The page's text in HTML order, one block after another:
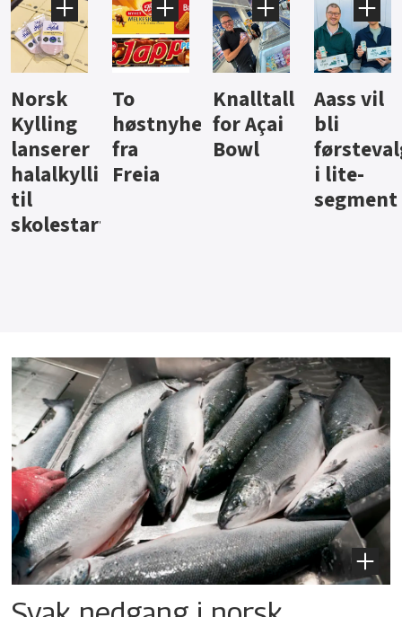
Norsk
Kylling
lanserer
halalkyllingpålegg
til
skolestart
To
høstnyheter
fra
Freia
Knalltall
for Açai
Bowl
Aass vil
bli
i lite-
segment